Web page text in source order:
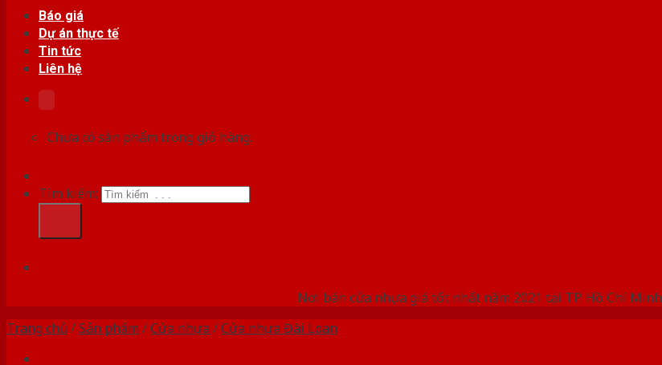
Báo giá
Dự án thực tế
Tin tức
Liên hệ
Chưa có sản phẩm trong giỏ hàng.
Tìm kiếm:
Nơi bán cửa nhựa giá tốt nhất năm 2021 tại TP. Hồ Chí Minh
Trang chủ /Sản phẩm /Cửa nhựa /Cửa nhựa Đài Loan